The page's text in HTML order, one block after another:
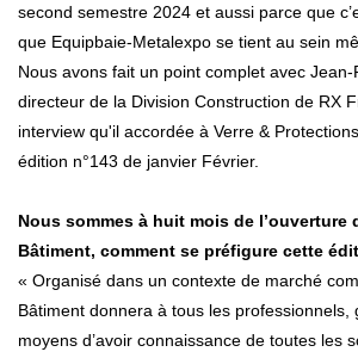
second semestre 2024 et aussi parce que
que Equipbaie-Metalexpo se tient au sein
Nous avons fait un point complet avec Jean-
directeur de la Division Construction de RX
interview qu'il accordée à Verre &
édition n°143 de janvier Février.
Nous sommes à huit mois de l’ouverture
Bâtiment, comment se préfigure cette
« Organisé dans un contexte de marché
Bâtiment donnera à tous les professionnels,
moyens d’avoir connaissance de toutes les